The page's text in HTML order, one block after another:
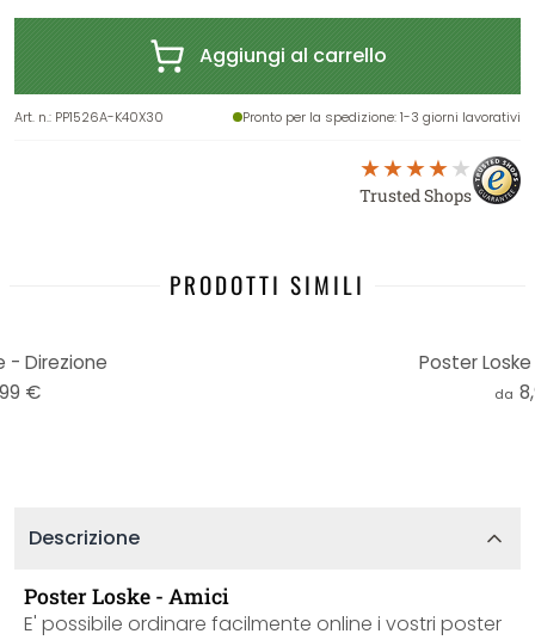
Aggiungi al carrello
Art. n.: PP1526A-K40X30 Pronto per la spedizione: 1-3 giorni lavorativi
Trusted Shops
PRODOTTI SIMILI
- Direzione
€
Poster
da
Descrizione
Poster Loske - Amici
E' possibile ordinare facilmente online i vostri poster